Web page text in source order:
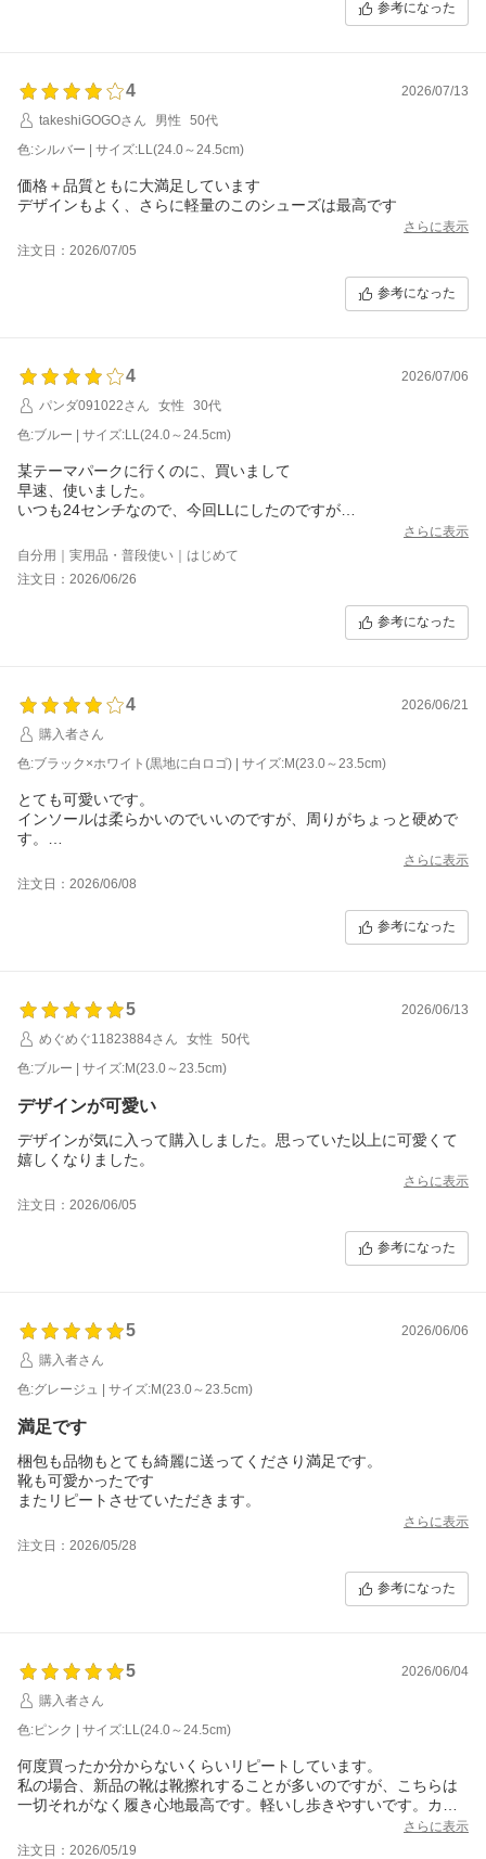
参考になった
4
2026/07/13
takeshiGOGOさん
男性
50代
色:シルバー | サイズ:LL(24.0～24.5cm)
価格＋品質ともに大満足しています
デザインもよく、さらに軽量のこのシューズは最高です
さらに表示
注文日：2026/07/05
参考になった
4
2026/07/06
パンダ091022さん
女性
30代
色:ブルー | サイズ:LL(24.0～24.5cm)
某テーマパークに行くのに、買いまして
早速、使いました。
いつも24センチなので、今回LLにしたのですが
さらに表示
自分用｜実用品・普段使い｜はじめて
注文日：2026/06/26
参考になった
4
2026/06/21
購入者さん
色:ブラック×ホワイト(黒地に白ロゴ) | サイズ:M(23.0～23.5cm)
とても可愛いです。
インソールは柔らかいのでいいのですが、周りがちょっと硬めで
す。
さらに表示
注文日：2026/06/08
参考になった
5
2026/06/13
めぐめぐ11823884さん
女性
50代
色:ブルー | サイズ:M(23.0～23.5cm)
デザインが可愛い
デザインが気に入って購入しました。思っていた以上に可愛くて
嬉しくなりました。
さらに表示
注文日：2026/06/05
参考になった
5
2026/06/06
購入者さん
色:グレージュ | サイズ:M(23.0～23.5cm)
満足です
梱包も品物もとても綺麗に送ってくださり満足です。
靴も可愛かったです
またリピートさせていただきます。
さらに表示
注文日：2026/05/28
参考になった
5
2026/06/04
購入者さん
色:ピンク | サイズ:LL(24.0～24.5cm)
何度買ったか分からないくらいリピートしています。
私の場合、新品の靴は靴擦れすることが多いのですが、こちらは
一切それがなく履き心地最高です。軽いし歩きやすいです。カラ
バリもたくさんあるので季節や気分で変えて楽しんでいます。
さらに表示
注文日：2026/05/19